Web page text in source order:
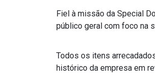
Fiel à missão da Special
público geral com foco na
Todos os itens
histórico da empresa em